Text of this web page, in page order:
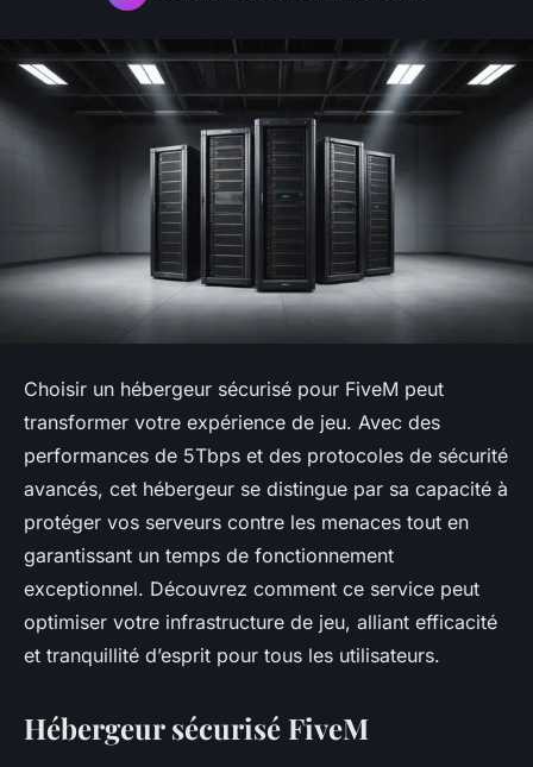
Choisir un hébergeur sécurisé pour FiveM peut
transformer votre expérience de jeu. Avec des
performances de 5Tbps et des protocoles de sécurité
avancés, cet hébergeur se distingue par sa capacité à
protéger vos serveurs contre les menaces tout en
garantissant un temps de fonctionnement
exceptionnel. Découvrez comment ce service peut
optimiser votre infrastructure de jeu, alliant efficacité
et tranquillité d’esprit pour tous les utilisateurs.
Hébergeur sécurisé FiveM